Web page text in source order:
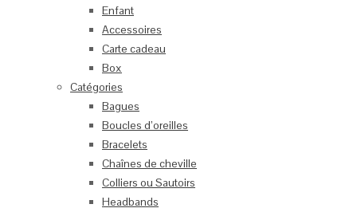
Enfant
Accessoires
Carte cadeau
Box
Catégories
Bagues
Boucles d’oreilles
Bracelets
Chaînes de cheville
Colliers ou Sautoirs
Headbands